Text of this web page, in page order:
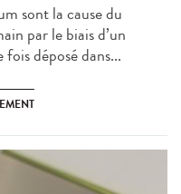
sont la cause du
par le biais d’un
déposé dans...